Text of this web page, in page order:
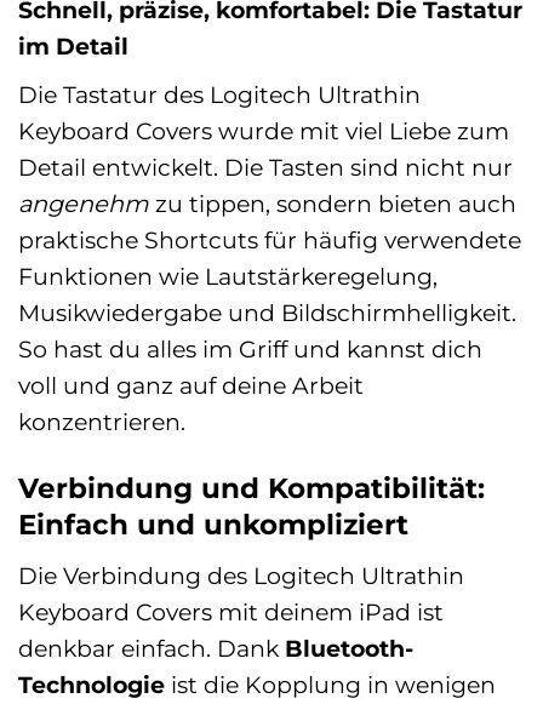
Schnell, präzise, komfortabel: Die Tastatur
im Detail
Die Tastatur des Logitech Ultrathin
Keyboard Covers wurde mit viel Liebe zum
Detail entwickelt. Die Tasten sind nicht nur
angenehm zu tippen, sondern bieten auch
praktische Shortcuts für häufig verwendete
Funktionen wie Lautstärkeregelung,
Musikwiedergabe und Bildschirmhelligkeit.
So hast du alles im Griff und kannst dich
voll und ganz auf deine Arbeit
konzentrieren.
Verbindung und Kompatibilität:
Einfach und unkompliziert
Die Verbindung des Logitech Ultrathin
Keyboard Covers mit deinem iPad ist
denkbar einfach. Dank Bluetooth-
Technologie ist die Kopplung in wenigen